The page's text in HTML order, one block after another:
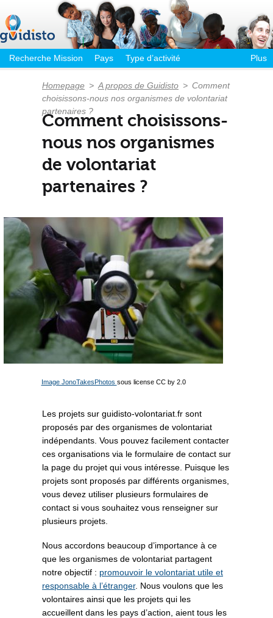
Recherche Mission Pays Type d’activité Plus
Homepage > A propos de Guidisto > Comment
choisissons-nous nos organismes de volontariat
partenaires ?
Comment choisissons-
nous nos organismes
de volontariat
partenaires ?
Image JonoTakesPhotos sous license CC by 2.0
Les projets sur guidisto-volontariat.fr sont
proposés par des organismes de volontariat
indépendants. Vous pouvez facilement contacter
ces organisations via le formulaire de contact sur
la page du projet qui vous intéresse. Puisque les
projets sont proposés par différents organismes,
vous devez utiliser plusieurs formulaires de
contact si vous souhaitez vous renseigner sur
plusieurs projets.
Nous accordons beaucoup d’importance à ce
que les organismes de volontariat partagent
notre objectif : promouvoir le volontariat utile et
responsable à l’étranger. Nous voulons que les
volontaires ainsi que les projets qui les
accueillent dans les pays d’action, aient tous les